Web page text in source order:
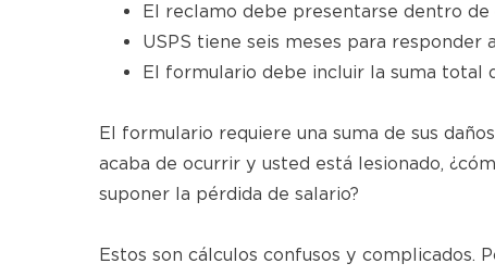
El reclamo debe presentarse dentro de
USPS tiene seis meses para responder
El formulario debe incluir la suma total
El formulario requiere una suma de sus
acaba de ocurrir y usted está lesionado,
suponer la pérdida de salario?
Estos son cálculos confusos y complicados.